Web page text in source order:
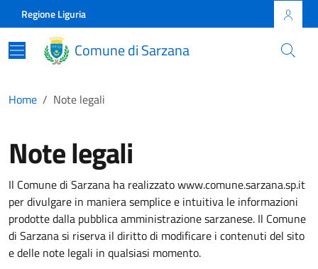
Skip to main content
Comune di Sarzana
Regione Liguria
Comune di Sarzana
Home Note legali
Note legali
Il Comune di Sarzana ha realizzato www.comune.sarzana.sp.it
per divulgare in maniera semplice e intuitiva le informazioni
prodotte dalla pubblica amministrazione sarzanese. Il Comune
di Sarzana si riserva il diritto di modificare i contenuti del sito
e delle note legali in qualsiasi momento.